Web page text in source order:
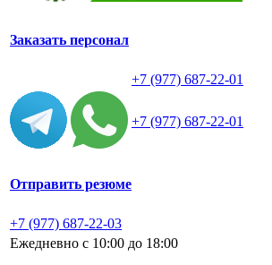
Заказать персонал
+7 (977) 687-22-01
+7 (977) 687-22-01
Отправить резюме
+7 (977) 687-22-03
Ежедневно с 10:00 до 18:00